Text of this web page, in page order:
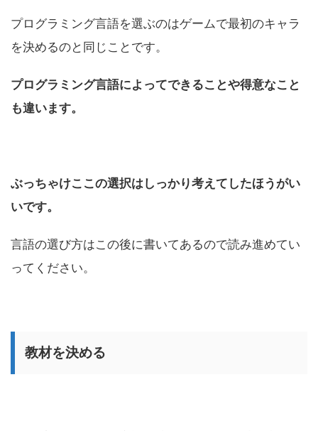
プログラミング言語を選ぶのはゲームで最初のキャラ
を決めるのと同じことです。
プログラミング言語によってできることや得意なこと
も違います。
ぶっちゃけここの選択はしっかり考えてしたほうがい
いです。
言語の選び方はこの後に書いてあるので読み進めてい
ってください。
教材を決める